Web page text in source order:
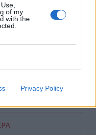
of my
with the
Privacy Policy
Ελβετία με τη νέα